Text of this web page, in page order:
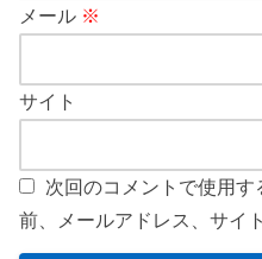
メール ※
サイト
次回のコメントで使用
前、メールアドレス、サイ